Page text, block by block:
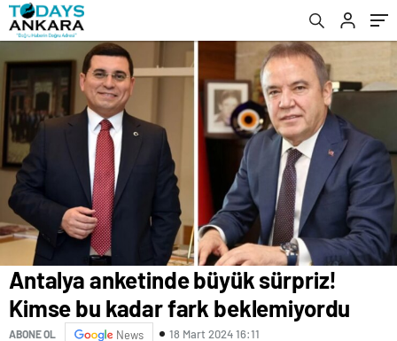
Antalya anketinde büyük sürpriz!
Kimse bu kadar fark beklemiyordu
ABONE OL News 18 Mart 2024 16:11